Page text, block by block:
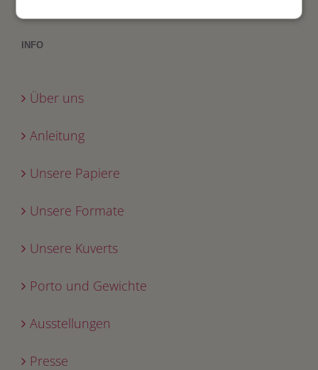
INFO
Über uns
Anleitung
Unsere Papiere
Unsere Formate
Unsere Kuverts
Porto und Gewichte
Ausstellungen
Presse